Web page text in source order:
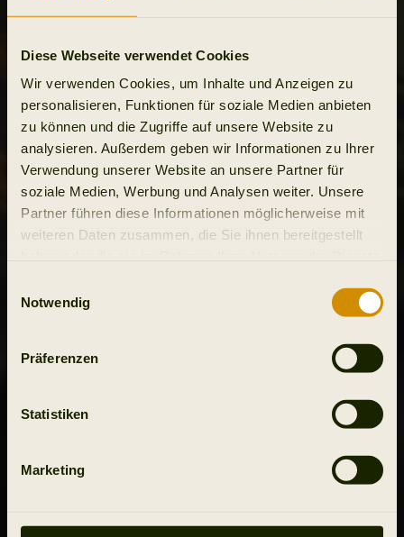
Diese Webseite verwendet Cookies
Wir verwenden Cookies, um Inhalte und Anzeigen zu
personalisieren, Funktionen für soziale Medien anbieten
zu können und die Zugriffe auf unsere Website zu
analysieren. Außerdem geben wir Informationen zu Ihrer
Verwendung unserer Website an unsere Partner für
soziale Medien, Werbung und Analysen weiter. Unsere
Partner führen diese Informationen möglicherweise mit
weiteren Daten zusammen, die Sie ihnen bereitgestellt
Notwendig
Präferenzen
Statistiken
Marketing